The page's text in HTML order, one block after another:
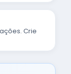
Crie